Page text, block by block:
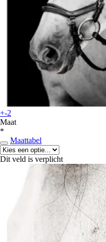
+-2
Maat
*
Maattabel
Dit veld is verplicht